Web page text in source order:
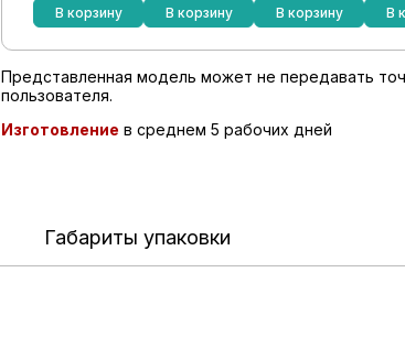
В корзину
В корзину
В корзину
В
Представленная модель может не передавать
пользователя.
Изготовление в среднем 5 рабочих дней
Габариты упаковки